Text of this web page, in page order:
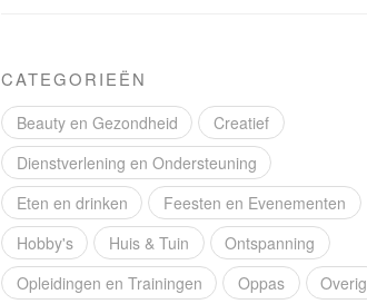
CATEGORIEËN
Beauty en Gezondheid
Creatief
Dienstverlening en Ondersteuning
Eten en drinken
Feesten en Evenementen
Hobby's
Huis & Tuin
Ontspanning
Opleidingen en Trainingen
Oppas
Overig